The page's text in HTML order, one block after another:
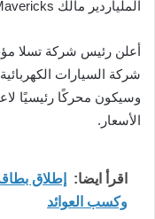
الملياردير مالك Dallas Mavericks.
الأسعار.
اقرأ ايضا:
وكسب العوائد